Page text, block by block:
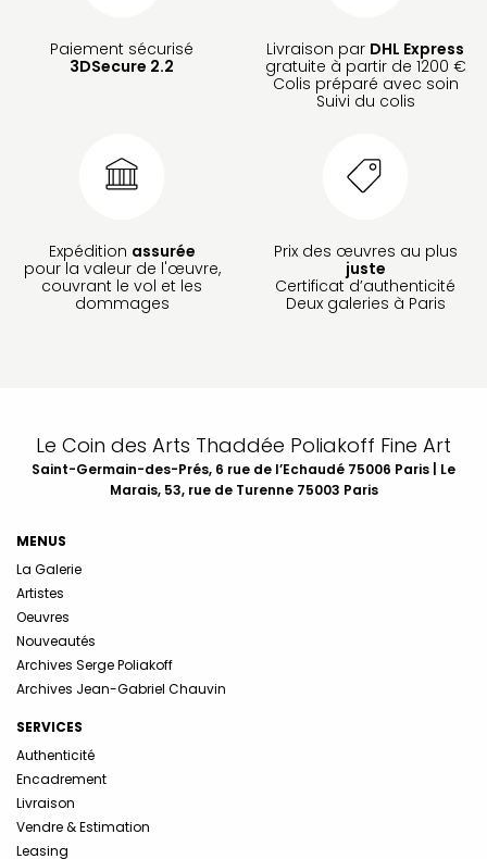
Paiement sécurisé
3DSecure 2.2
Livraison par DHL Express
gratuite à partir de 1200 €
Colis préparé avec soin
Suivi du colis
Expédition assurée
pour la valeur de l'œuvre,
couvrant le vol et les
dommages
Prix des œuvres au plus
juste
Certificat d’authenticité
Deux galeries à Paris
Le Coin des Arts Thaddée Poliakoff Fine Art
Saint-Germain-des-Prés, 6 rue de l’Echaudé 75006 Paris | Le
Marais, 53, rue de Turenne 75003 Paris
MENUS
La Galerie
Artistes
Oeuvres
Nouveautés
Archives Serge Poliakoff
Archives Jean-Gabriel Chauvin
SERVICES
Authenticité
Encadrement
Livraison
Vendre & Estimation
Leasing